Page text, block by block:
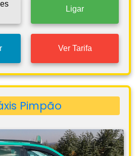
Ligar
Ver Tarifa
Pimpão